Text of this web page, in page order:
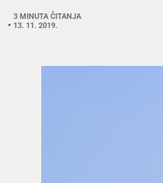
3 MINUTA ČITANJA
13. 11. 2019.